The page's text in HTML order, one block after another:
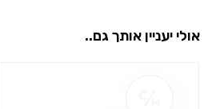
אולי יעניין אותך גם..